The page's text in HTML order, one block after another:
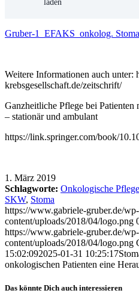
Gruber-1_EFAKS_onkolog.
Weitere Informationen auch unter:
krebsgesellschaft.de/zeitschrift/
Ganzheitliche Pflege bei
– stationär und ambulant
https://link.springer.com/book/
1. März 2019
Schlagworte: Onkologische
SKW, Stoma
https://www.gabriele-gruber.de/wp-
content/uploads/2018/04/logo.png
https://www.gabriele-gruber.de/wp-
content/uploads/2018/04/logo.png
15:02:092025-01-31 10:25:17
onkologischen Patienten eine
Das könnte Dich auch interessieren